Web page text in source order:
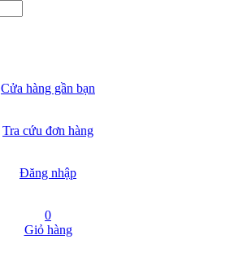
Cửa hàng gần bạn
Tra cứu đơn hàng
Đăng nhập
0
Giỏ hàng